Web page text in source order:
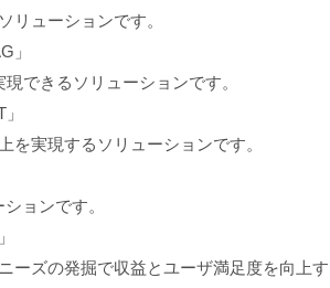
ューションです。
」
できるソリューションです。
を実現するソリューションです。
ョンです。
ズの発掘で収益とユーザ満足度を向上す